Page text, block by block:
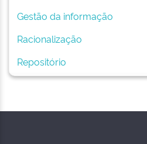
Gestão da informação
Racionalização
Repositório